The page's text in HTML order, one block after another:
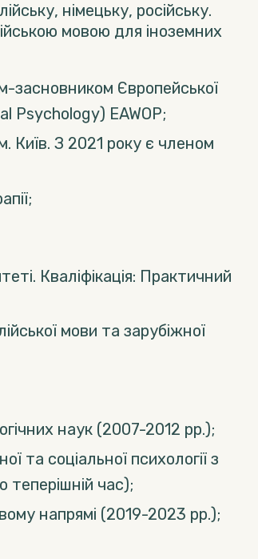
німецьку, російську.
мовою для іноземних
засновником Європейської
Psychology) EAWOP;
Київ. З 2021 року є членом
Кваліфікація: Практичний
мови та зарубіжної
наук (2007-2012 рр.);
та соціальної психології з
теперішній час);
напрямі (2019-2023 рр.);